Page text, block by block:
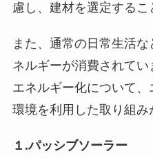
慮し、建材を選定するこ
また、通常の日常生活
ネルギーが消費されて
エネルギー化について
環境を利用した取り組み
１.パッシブソーラー